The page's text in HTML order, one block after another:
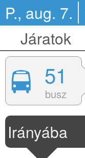
P., aug. 7.
Járatok
51
busz
Irányába